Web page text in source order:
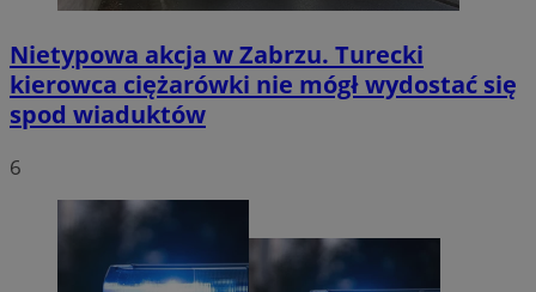
Nietypowa akcja w Zabrzu. Turecki
kierowca ciężarówki nie mógł wydostać się
spod wiaduktów
6